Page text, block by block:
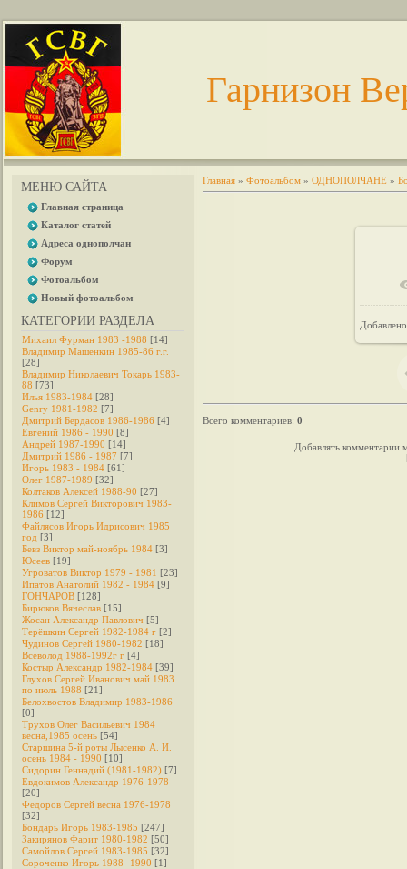
Гарнизон
МЕНЮ САЙТА
Главная страница
Каталог статей
Адреса однополчан
Форум
Фотоальбом
Новый фотоальбом
КАТЕГОРИИ РАЗДЕЛА
Михаил Фурман 1983 -1988 [14]
Владимир Машенкин 1985-86 г.г.
[28]
Владимир Николаевич Токарь 1983-
88 [73]
Илья 1983-1984 [28]
Genry 1981-1982 [7]
Дмитрий Бердасов 1986-1986 [4]
Евгений 1986 - 1990 [8]
Андрей 1987-1990 [14]
Дмитрий 1986 - 1987 [7]
Игорь 1983 - 1984 [61]
Олег 1987-1989 [32]
Колтаков Алексей 1988-90 [27]
Климов Сергей Викторович 1983-
1986 [12]
Файлясов Игорь Идрисович 1985
год [3]
Бевз Виктор май-ноябрь 1984 [3]
Юсеев [19]
Угроватов Виктор 1979 - 1981 [23]
Ипатов Анатолий 1982 - 1984 [9]
ГОНЧАРОВ [128]
Бирюков Вячеслав [15]
Жосан Александр Павлович [5]
Терёшкин Сергей 1982-1984 г [2]
Чудинов Сергей 1980-1982 [18]
Всеволод 1988-1992г г [4]
Костыр Александр 1982-1984 [39]
Глухов Сергей Иванович май 1983
по июль 1988 [21]
Белохвостов Владимир 1983-1986
[0]
Трухов Олег Васильевич 1984
весна,1985 осень [54]
Старшина 5-й роты Лысенко А. И.
осень 1984 - 1990 [10]
Сидорин Геннадий (1981-1982) [7]
Евдокимов Александр 1976-1978
[20]
Федоров Cергей весна 1976-1978
[32]
Бондарь Игорь 1983-1985 [247]
Закирянов Фарит 1980-1982 [50]
Самойлов Сергей 1983-1985 [32]
Сороченко Игорь 1988 -1990 [1]
Главная » Фотоальбом » ОДНОПОЛЧАНЕ »
Добавлено
Всего комментариев: 0
Добавлять комментарии